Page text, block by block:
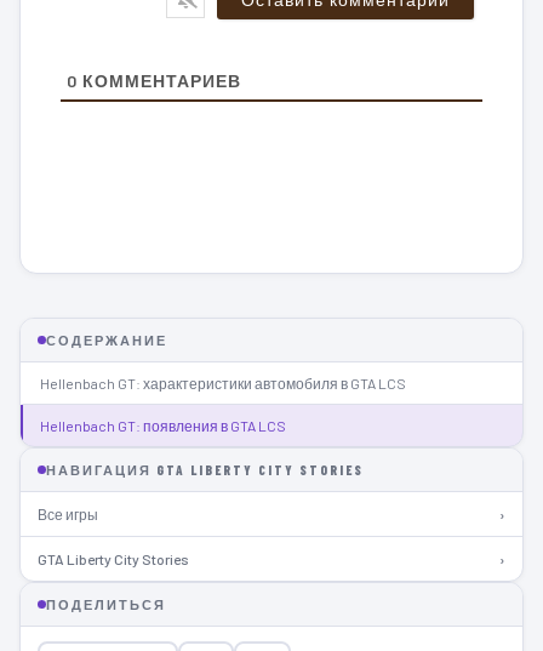
0 КОММЕНТАРИЕВ
СОДЕРЖАНИЕ
Hellenbach GT: характеристики автомобиля в GTA LCS
Hellenbach GT: появления в GTA LCS
НАВИГАЦИЯ GTA LIBERTY CITY STORIES
Все игры ›
GTA Liberty City Stories ›
ПОДЕЛИТЬСЯ